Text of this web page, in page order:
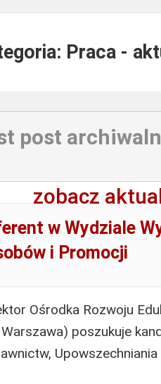
Praca -
post
zobacz
w Wydziale
i Promocji
Ośrodka Rozwoju
poszukuje